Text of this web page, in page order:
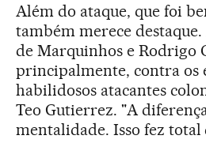
Além do ataque, que foi
também merece
de Marquinhos e Rodrigo
principalmente, contra os
habilidosos atacantes
Teo Gutierrez. "A
mentalidade. Isso fez